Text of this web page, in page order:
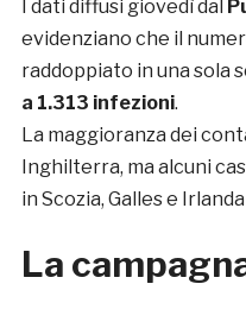
I dati diffusi giovedì dal
evidenziano che il
raddoppiato in una sola
a 1.313 infezioni.
La maggioranza dei
Inghilterra, ma alcuni
in Scozia, Galles e
La